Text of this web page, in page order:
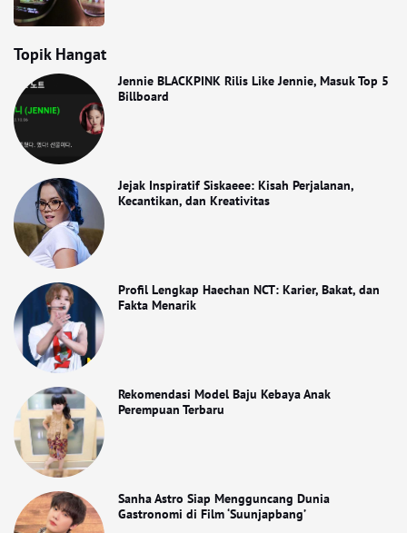
Topik Hangat
Jennie BLACKPINK Rilis Like Jennie, Masuk Top 5
Billboard
Jejak Inspiratif Siskaeee: Kisah Perjalanan,
Kecantikan, dan Kreativitas
Profil Lengkap Haechan NCT: Karier, Bakat, dan
Fakta Menarik
Rekomendasi Model Baju Kebaya Anak
Perempuan Terbaru
Sanha Astro Siap Mengguncang Dunia
Gastronomi di Film ‘Suunjapbang’